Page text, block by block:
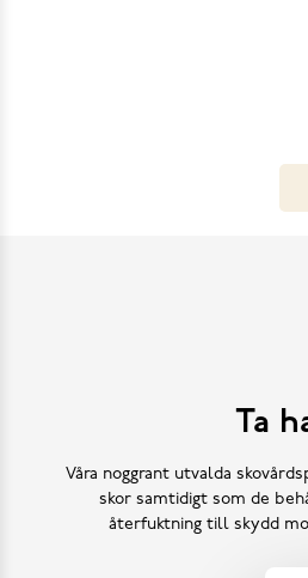
Ta
Våra noggrant utvalda
skor samtidigt som de
återfuktning till skydd